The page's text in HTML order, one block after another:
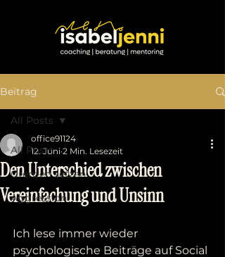
Beitrag
All Posts
Grenzen setzen
Aggression
All Posts
Den Unterschied zwischen
Vereinfachung und Unsinn
office91124
12. Juni 2 Min. Lesezeit
Ich lese immer wieder
psychologische Beiträge auf Social